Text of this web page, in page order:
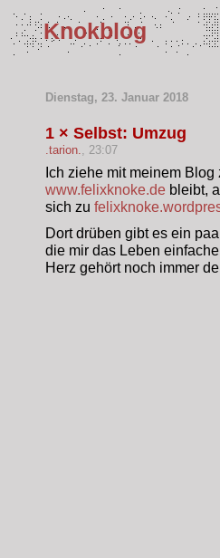
Knokblog
Dienstag, 23. Januar 2018
1 × Selbst: Umzug
.tarion., 23:07
Ich ziehe mit meinem Blog
www.felixknoke.de bleibt,
sich zu
Dort drüben gibt es ein
die mir das Leben
Herz gehört noch immer